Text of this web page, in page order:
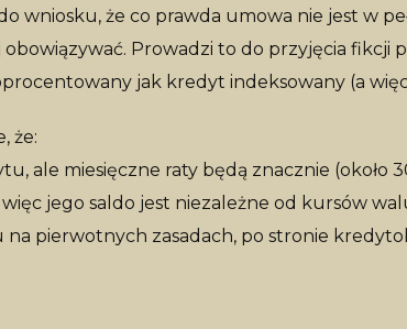
wniosku, że co prawda umowa nie jest w
Prowadzi to do przyjęcia fikcji
jak kredyt indeksowany (a
że:
ale miesięczne raty będą znacznie (około
jego saldo jest niezależne od kursów
pierwotnych zasadach, po stronie